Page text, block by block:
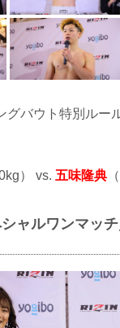
グバウト特別ルー
） vs. 五味隆典
ャルワンマッ